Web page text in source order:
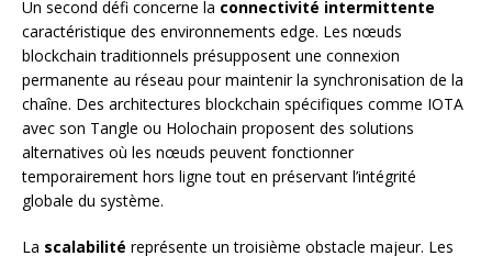
Un second défi concerne la connectivité intermittente
caractéristique des environnements edge. Les nœuds
blockchain traditionnels présupposent une connexion
permanente au réseau pour maintenir la synchronisation de la
chaîne. Des architectures blockchain spécifiques comme IOTA
avec son Tangle ou Holochain proposent des solutions
alternatives où les nœuds peuvent fonctionner
temporairement hors ligne tout en préservant l’intégrité
globale du système.
La scalabilité représente un troisième obstacle majeur. Les